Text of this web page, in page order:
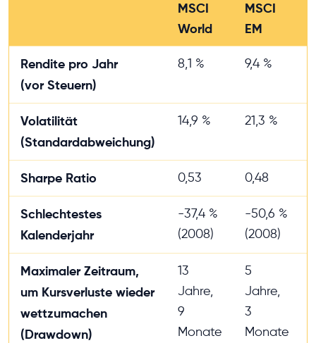
MSCI
World
MSCI
EM
Rendite pro Jahr
(vor Steuern)
8,1 % 9,4 %
Volatilität
(Standardabweichung)
14,9 % 21,3 %
Sharpe Ratio 0,53 0,48
Schlechtestes
Kalenderjahr
-37,4 %
(2008)
-50,6 %
(2008)
Maximaler Zeitraum,
um Kursverluste wieder
wettzumachen
(Drawdown)
13
Jahre,
9
Monate
5
Jahre,
3
Monate